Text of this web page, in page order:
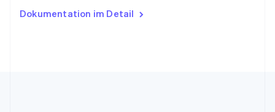
Dokumentation im Detail
English